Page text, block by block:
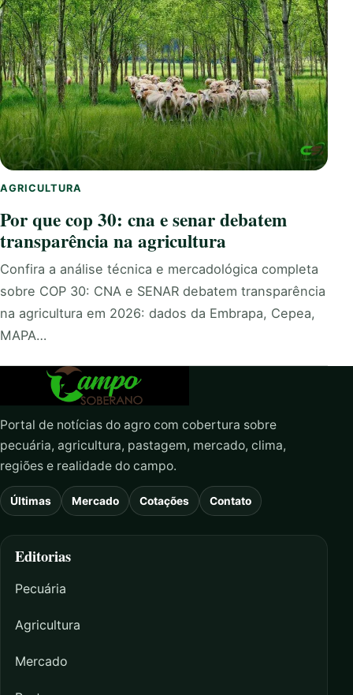
AGRICULTURA
Por que cop 30: cna e senar debatem
transparência na agricultura
Confira a análise técnica e mercadológica completa
sobre COP 30: CNA e SENAR debatem transparência
na agricultura em 2026: dados da Embrapa, Cepea,
MAPA…
Portal de notícias do agro com cobertura sobre
pecuária, agricultura, pastagem, mercado, clima,
regiões e realidade do campo.
Últimas Mercado Cotações Contato
Editorias
Pecuária
Agricultura
Mercado